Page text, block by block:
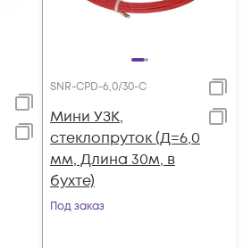
SNR-CPD-6,0/30-C
Мини УЗК,
стеклопруток (Д=6,0
мм, Длина 30м, в
бухте)
Под заказ